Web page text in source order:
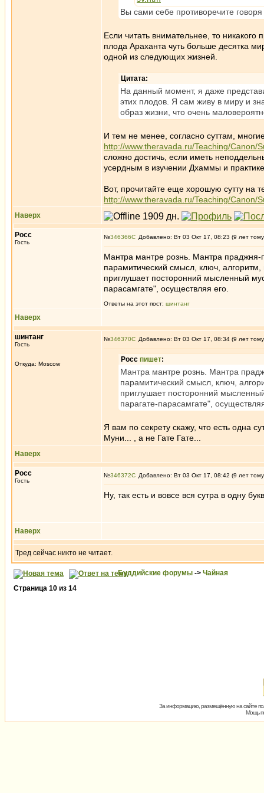
Вы сами себе противоречите
Если читать внимательнее, то никакого
плода Араханта чуть больше десятка
одной из следующих жизней.
Цитата:
На данный момент, я даже
этих плодов. Я сам живу в миру и
образ жизни, что очень
И тем не менее, согласно суттам,
http://www.theravada.ru/Teaching/Canon/
сложно достичь, если иметь
усердным в изучении Дхаммы и
Вот, прочитайте еще хорошую сутту на
http://www.theravada.ru/Teaching/Canon/
Наверх
Росс
Гость
№346366 Добавлено: Вт 03 Окт 17, 08:23 (9 лет
Мантра мантре рознь. Мантра
парамитический смысл, ключ,
приглушает посторонний мысленный
парасамгате", осуществляя его.
Ответы на этот пост: шинтанг
Наверх
шинтанг
Гость
Откуда: Moscow
№346370 Добавлено: Вт 03 Окт 17, 08:34 (9 лет
Росс пишет:
Мантра мантре рознь. Мантра
парамитический смысл, ключ,
приглушает посторонний
парагате-парасамгате",
Я вам по секрету скажу, что есть одна
Муни... , а не Гате Гате...
Наверх
Росс
Гость
№346372 Добавлено: Вт 03 Окт 17, 08:42 (9 лет
Ну, так есть и вовсе вся сутра в одну
Наверх
Тред сейчас никто не читает.
Буддийские форумы -> Чайная
Страница 10 из 14
За информацию, размещённую на сайте
Мощь